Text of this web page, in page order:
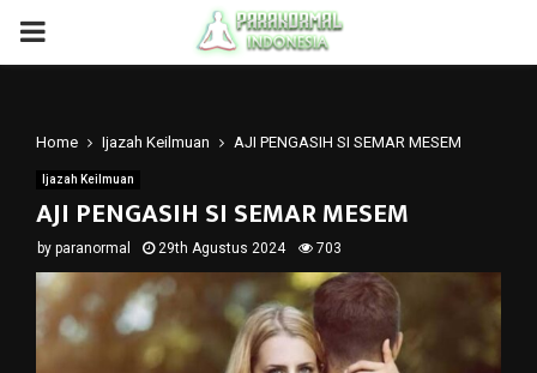
PRIMARY
Home Ijazah Keilmuan AJI PENGASIH SI SEMAR MESEM
Ijazah Keilmuan
AJI PENGASIH SI SEMAR MESEM
by paranormal 29th Agustus 2024 703